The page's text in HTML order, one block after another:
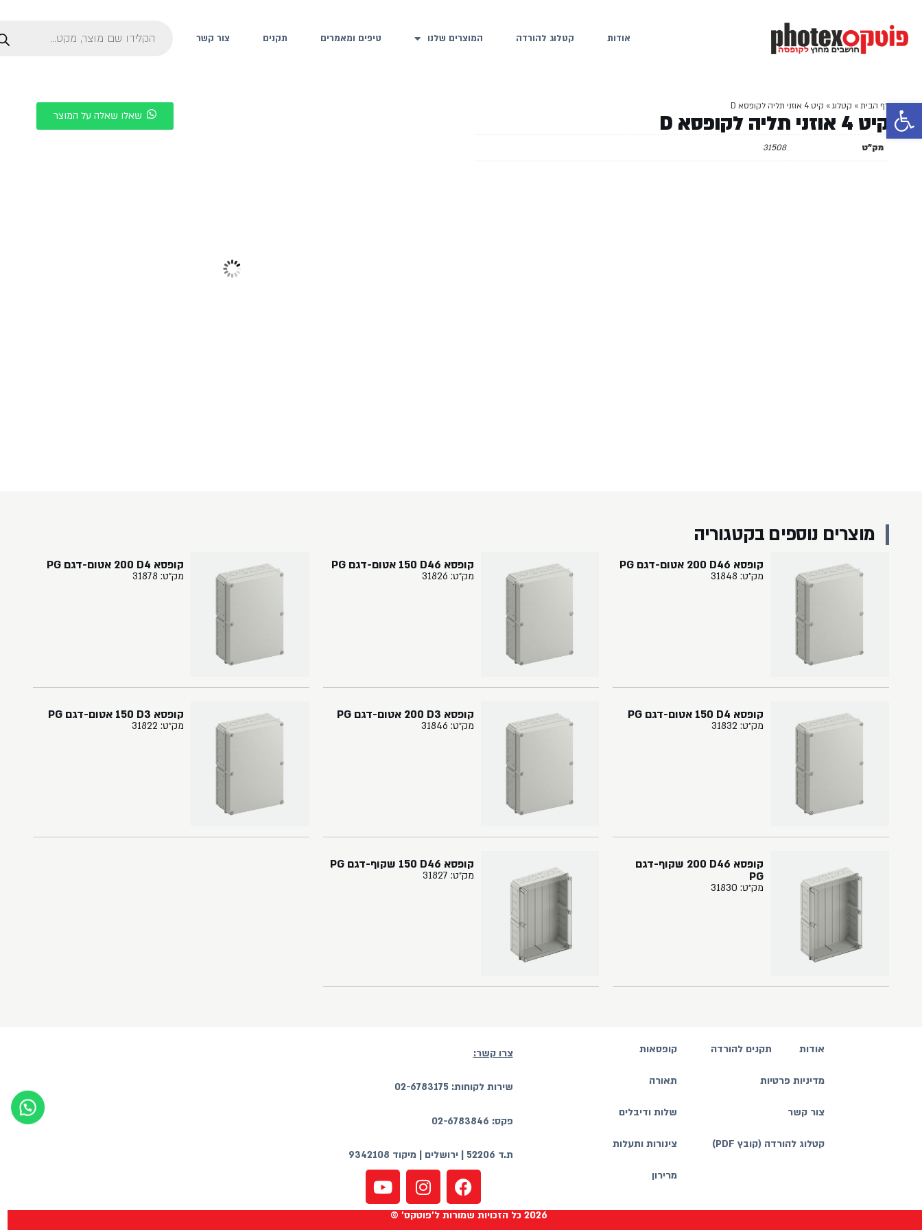
פתח סרגל נגישות
אודות קטלוג להורדה המוצרים שלנו טיפים ומאמרים תקנים צור קשר
דף הבית» קטלוג» קיט 4 אוזני תליה לקופסא D
קיט 4 אוזני תליה לקופסא D
מק"ט 31508
שאלו שאלה על המוצר
מוצרים נוספים בקטגוריה
קופסא ‏46‏D‏ ‏200 אטום-דגם PG
מק״ט: 31848
קופסא ‏46‏D‏ ‏150‏ אטום-דגם PG
מק״ט: 31826
קופסא ‏4‏D‏ ‏200 אטום-דגם ‏PG
מק״ט: 31878
קופסא ‏4‏D‏ ‏150 אטום-דגם PG
מק״ט: 31832
קופסא ‏3‏D‏ ‏200 אטום-דגם PG
מק״ט: 31846
קופסא ‏3‏D‏ ‏150‏ אטום-דגם PG
מק״ט: 31822
קופסא ‏46‏D‏ ‏200 שקוף-דגם
PG
מק״ט: 31830
קופסא ‏46‏D‏ ‏150‏ שקוף-דגם PG
מק״ט: 31827
צרו קשר:
שירות לקוחות: 02-6783175
פקס: 02-6783846
ת.ד 52206 | ירושלים | מיקוד 9342108
אודות תקנים להורדה
מדיניות פרטיות
צור קשר
קטלוג להורדה (קובץ PDF)
קופסאות
תאורה
שלות ודיבלים
צינורות ותעלות
מרירון
2026 כל הזכויות שמורות ל'פוטקס' ©